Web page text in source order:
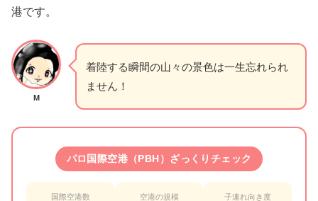
港です。
M
着陸する瞬間の山々の景色は一生忘れられ
ません！
パロ国際空港（PBH）ざっくりチェック
国際空港数 空港の規模 子連れ向き度